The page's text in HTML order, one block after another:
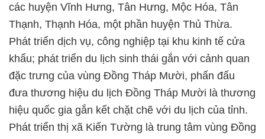
các huyện Vĩnh Hưng, Tân Hưng, Mộc Hóa, Tân
Thạnh, Thạnh Hóa, một phần huyện Thủ Thừa.
Phát triển dịch vụ, công nghiệp tại khu kinh tế cửa
khẩu; phát triển du lịch sinh thái gắn với cảnh quan
đặc trưng của vùng Đồng Tháp Mười, phấn đấu
đưa thương hiệu du lịch Đồng Tháp Mười là thương
hiệu quốc gia gắn kết chặt chẽ với du lịch của tỉnh.
Phát triển thị xã Kiến Tường là trung tâm vùng Đồng